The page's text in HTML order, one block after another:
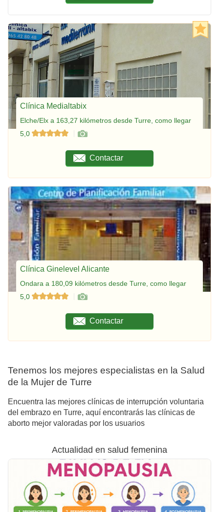
Clínica Medialtabix
Elche/Elx a 163,27 kilómetros desde Turre, como llegar
5,0
Contactar
Clínica Ginelevel Alicante
Ondara a 180,09 kilómetros desde Turre, como llegar
5,0
Contactar
Tenemos los mejores especialistas en la Salud
de la Mujer de Turre
Encuentra las mejores clínicas de interrupción voluntaria
del embrazo en Turre, aquí encontrarás las clínicas de
aborto mejor valoradas por los usuarios
Actualidad en salud femenina